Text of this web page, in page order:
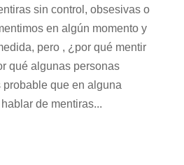
sin control, obsesivas o
en algún momento y
pero , ¿por qué mentir
qué algunas personas
que en alguna
de mentiras...